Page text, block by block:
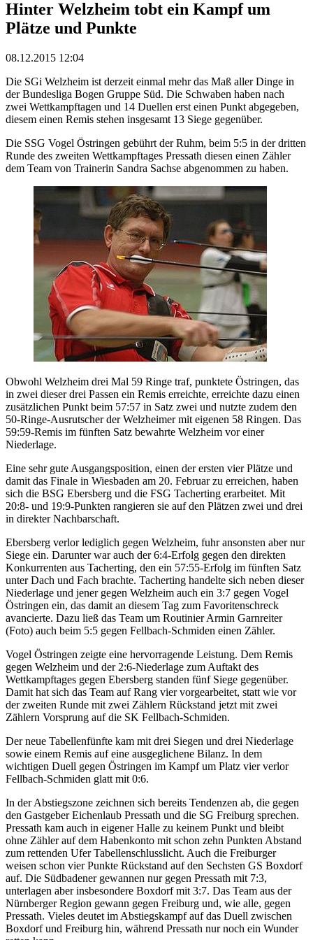
Hinter Welzheim tobt ein Kampf um
Plätze und Punkte
08.12.2015 12:04
Die SGi Welzheim ist derzeit einmal mehr das Maß aller Dinge in
der Bundesliga Bogen Gruppe Süd. Die Schwaben haben nach
zwei Wettkampftagen und 14 Duellen erst einen Punkt abgegeben,
diesem einen Remis stehen insgesamt 13 Siege gegenüber.
Die SSG Vogel Östringen gebührt der Ruhm, beim 5:5 in der dritten
Runde des zweiten Wettkampftages Pressath diesen einen Zähler
dem Team von Trainerin Sandra Sachse abgenommen zu haben.
Obwohl Welzheim drei Mal 59 Ringe traf, punktete Östringen, das
in zwei dieser drei Passen ein Remis erreichte, erreichte dazu einen
zusätzlichen Punkt beim 57:57 in Satz zwei und nutzte zudem den
50-Ringe-Ausrutscher der Welzheimer mit eigenen 58 Ringen. Das
59:59-Remis im fünften Satz bewahrte Welzheim vor einer
Niederlage.
Eine sehr gute Ausgangsposition, einen der ersten vier Plätze und
damit das Finale in Wiesbaden am 20. Februar zu erreichen, haben
sich die BSG Ebersberg und die FSG Tacherting erarbeitet. Mit
20:8- und 19:9-Punkten rangieren sie auf den Plätzen zwei und drei
in direkter Nachbarschaft.
Ebersberg verlor lediglich gegen Welzheim, fuhr ansonsten aber nur
Siege ein. Darunter war auch der 6:4-Erfolg gegen den direkten
Konkurrenten aus Tacherting, den ein 57:55-Erfolg im fünften Satz
unter Dach und Fach brachte. Tacherting handelte sich neben dieser
Niederlage und jener gegen Welzheim auch ein 3:7 gegen Vogel
Östringen ein, das damit an diesem Tag zum Favoritenschreck
avancierte. Dazu ließ das Team um Routinier Armin Garnreiter
(Foto) auch beim 5:5 gegen Fellbach-Schmiden einen Zähler.
Vogel Östringen zeigte eine hervorragende Leistung. Dem Remis
gegen Welzheim und der 2:6-Niederlage zum Auftakt des
Wettkampftages gegen Ebersberg standen fünf Siege gegenüber.
Damit hat sich das Team auf Rang vier vorgearbeitet, statt wie vor
der zweiten Runde mit zwei Zählern Rückstand jetzt mit zwei
Zählern Vorsprung auf die SK Fellbach-Schmiden.
Der neue Tabellenfünfte kam mit drei Siegen und drei Niederlage
sowie einem Remis auf eine ausgeglichene Bilanz. In dem
wichtigen Duell gegen Östringen im Kampf um Platz vier verlor
Fellbach-Schmiden glatt mit 0:6.
In der Abstiegszone zeichnen sich bereits Tendenzen ab, die gegen
den Gastgeber Eichenlaub Pressath und die SG Freiburg sprechen.
Pressath kam auch in eigener Halle zu keinem Punkt und bleibt
ohne Zähler auf dem Habenkonto mit schon zehn Punkten Abstand
zum rettenden Ufer Tabellenschlusslicht. Auch die Freiburger
weisen schon vier Punkte Rückstand auf den Sechsten GS Boxdorf
auf. Die Südbadener gewannen nur gegen Pressath mit 7:3,
unterlagen aber insbesondere Boxdorf mit 3:7. Das Team aus der
Nürnberger Region gewann gegen Freiburg und, wie alle, gegen
Pressath. Vieles deutet im Abstiegskampf auf das Duell zwischen
Boxdorf und Freiburg hin, während Pressath nur noch ein Wunder